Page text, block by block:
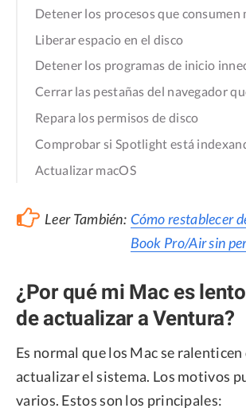
Detener los procesos que consumen
Liberar espacio en el disco
Detener los programas de inicio
Cerrar las pestañas del navegador
Repara los permisos de disco
Comprobar si Spotlight está
Actualizar macOS
Leer También: Cómo restablecer
Book Pro/Air sin
¿Por qué mi Mac es
de actualizar a Ventura?
Es normal que los Mac se ralenticen
actualizar el sistema. Los motivos
varios. Estos son los principales: